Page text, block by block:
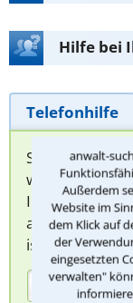
anwalt-
Außerdem
Website im
dem Klick auf
der
eingesetzten
verwalten"
Hilfe bei
Telefonhilfe
Sie können
werden sich
Ihnen
abzuklären.
ist für Sie
(Anrede)